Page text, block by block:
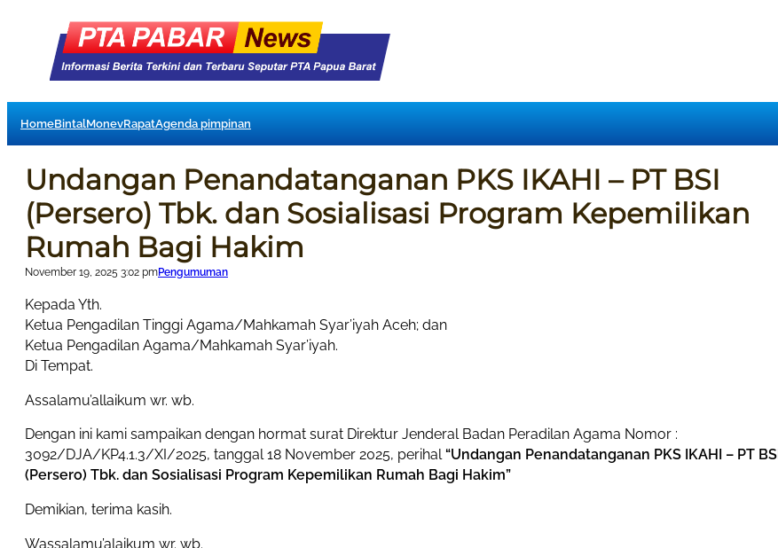
HomeBintalMonevRapatAgenda pimpinan
Undangan Penandatanganan PKS IKAHI – PT BSI
(Persero) Tbk. dan Sosialisasi Program Kepemilikan
Rumah Bagi Hakim
November 19, 2025 3:02 pmPengumuman
Kepada Yth.
Ketua Pengadilan Tinggi Agama/Mahkamah Syar’iyah Aceh; dan
Ketua Pengadilan Agama/Mahkamah Syar’iyah.
Di Tempat.
Assalamu’allaikum wr. wb.
Dengan ini kami sampaikan dengan hormat surat Direktur Jenderal Badan Peradilan Agama Nomor :
3092/DJA/KP4.1.3/XI/2025, tanggal 18 November 2025, perihal “Undangan Penandatanganan PKS IKAHI – PT BSI
(Persero) Tbk. dan Sosialisasi Program Kepemilikan Rumah Bagi Hakim”
Demikian, terima kasih.
Wassalamu’alaikum wr. wb.